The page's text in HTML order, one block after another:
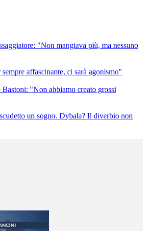
"Non mangiava più, ma nessuno
affascinante, ci sarà agonismo"
Bastoni: "Non abbiamo creato grossi
un sogno. Dybala? Il diverbio non